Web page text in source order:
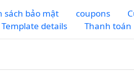
sách bảo mật coupons
Template details Thanh toán